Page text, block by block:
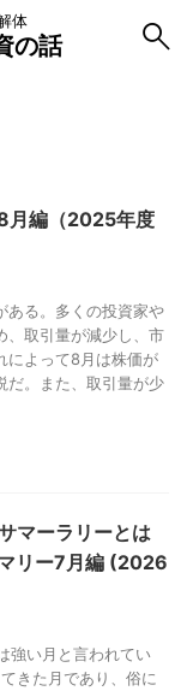
体
の話
月編（2025年度
ある。多くの投資家や
、取引量が減少し、市
によって8月は株価が
だ。また、取引量が少
マーラリーとは
リー7月編 (2026
強い月と言われてい
きた月であり、俗に